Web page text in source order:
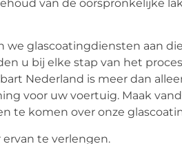
van de oorspronkelijke
we glascoatingdiensten aan
u bij elke stap van het
Nederland is meer dan
voor uw voertuig. Maak
te komen over onze
te verlengen.